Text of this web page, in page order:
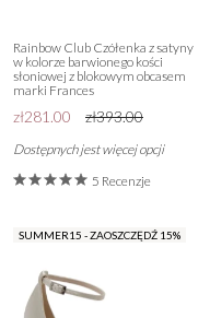
Rainbow Club Czółenka z satyny
w kolorze barwionego kości
słoniowej z blokowym obcasem
marki Frances
zł281.00 zł393.00
Dostępnych jest więcej opcji
5 Recenzje
SUMMER15 - ZAOSZCZĘDŹ 15%